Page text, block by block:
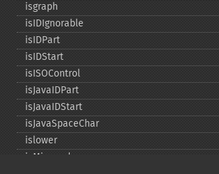
isgraph
isIDIgnorable
isIDPart
isIDStart
isISOControl
isJavaIDPart
isJavaIDStart
isJavaSpaceChar
islower
isMirrored